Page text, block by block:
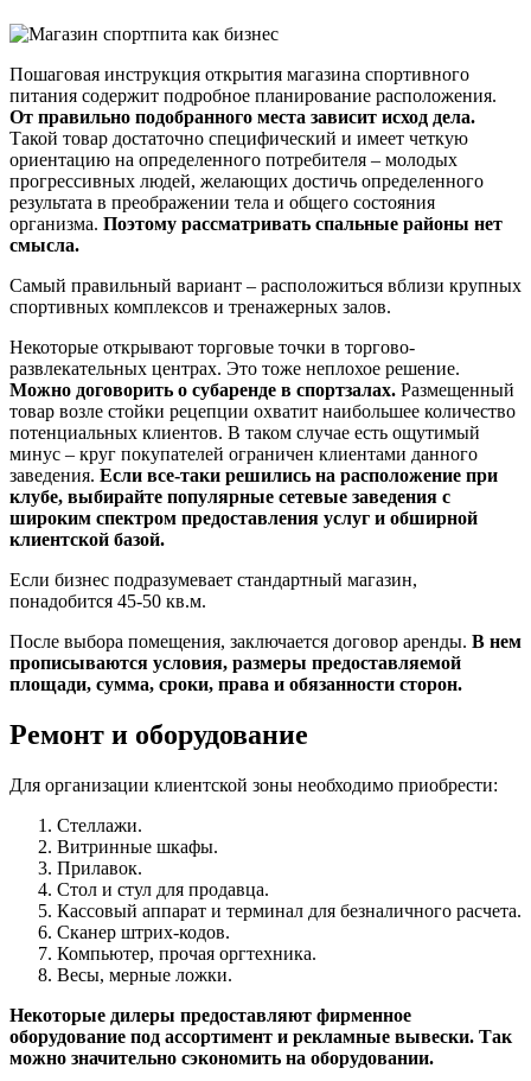
Пошаговая инструкция открытия магазина спортивного
питания содержит подробное планирование расположения.
От правильно подобранного места зависит исход дела.
Такой товар достаточно специфический и имеет четкую
ориентацию на определенного потребителя – молодых
прогрессивных людей, желающих достичь определенного
результата в преображении тела и общего состояния
организма. Поэтому рассматривать спальные районы нет
смысла.
Самый правильный вариант – расположиться вблизи крупных
спортивных комплексов и тренажерных залов.
Некоторые открывают торговые точки в торгово-
развлекательных центрах. Это тоже неплохое решение.
Можно договорить о субаренде в спортзалах. Размещенный
товар возле стойки рецепции охватит наибольшее количество
потенциальных клиентов. В таком случае есть ощутимый
минус – круг покупателей ограничен клиентами данного
заведения. Если все-таки решились на расположение при
клубе, выбирайте популярные сетевые заведения с
широким спектром предоставления услуг и обширной
клиентской базой.
Если бизнес подразумевает стандартный магазин,
понадобится 45-50 кв.м.
После выбора помещения, заключается договор аренды. В нем
прописываются условия, размеры предоставляемой
площади, сумма, сроки, права и обязанности сторон.
Ремонт и оборудование
Для организации клиентской зоны необходимо приобрести:
Стеллажи.
Витринные шкафы.
Прилавок.
Стол и стул для продавца.
Кассовый аппарат и терминал для безналичного расчета.
Сканер штрих-кодов.
Компьютер, прочая оргтехника.
Весы, мерные ложки.
Некоторые дилеры предоставляют фирменное
оборудование под ассортимент и рекламные вывески. Так
можно значительно сэкономить на оборудовании.